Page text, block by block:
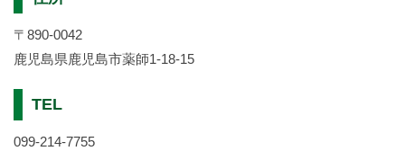
〒890-0042
鹿児島県鹿児島市薬師1-18-15
TEL
099-214-7755